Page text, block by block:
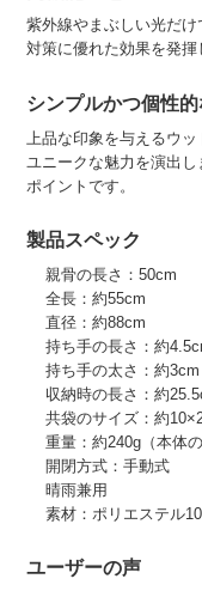
紫外線やまぶしい光だ
対策に優れた効果を発揮
シンプルかつ個性
上品な印象を与えるウ
ユニークな魅力を演出
ポイントです。
製品スペック
親骨の長さ：50cm
全長：約55cm
直径：約88cm
持ち手の長さ：約
持ち手の太さ：約3cm
収納時の長さ：約
共袋のサイズ：約
重量：約240g（本体の
開閉方式：手動式
晴雨兼用
素材：ポリエステル
ユーザーの声